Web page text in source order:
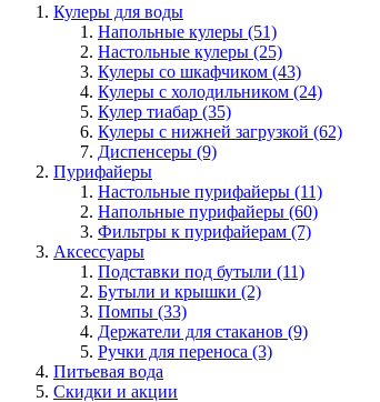
Кулеры для воды
Напольные кулеры (51)
Настольные кулеры (25)
Кулеры со шкафчиком (43)
Кулеры с холодильником (24)
Кулер тиабар (35)
Кулеры с нижней загрузкой (62)
Диспенсеры (9)
Пурифайеры
Настольные пурифайеры (11)
Напольные пурифайеры (60)
Фильтры к пурифайерам (7)
Аксессуары
Подставки под бутыли (11)
Бутыли и крышки (2)
Помпы (33)
Держатели для стаканов (9)
Ручки для переноса (3)
Питьевая вода
Скидки и акции